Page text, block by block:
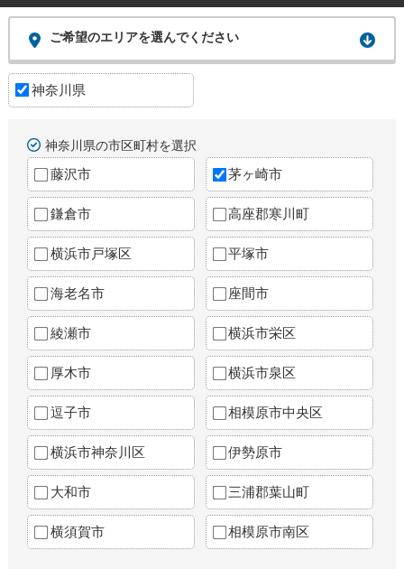
ご希望のエリアを選んでください
神奈川県
神奈川県の市区町村を選択
藤沢市 茅ヶ崎市
鎌倉市 高座郡寒川町
横浜市戸塚区 平塚市
海老名市 座間市
綾瀬市 横浜市栄区
厚木市 横浜市泉区
逗子市 相模原市中央区
横浜市神奈川区 伊勢原市
大和市 三浦郡葉山町
横須賀市 相模原市南区